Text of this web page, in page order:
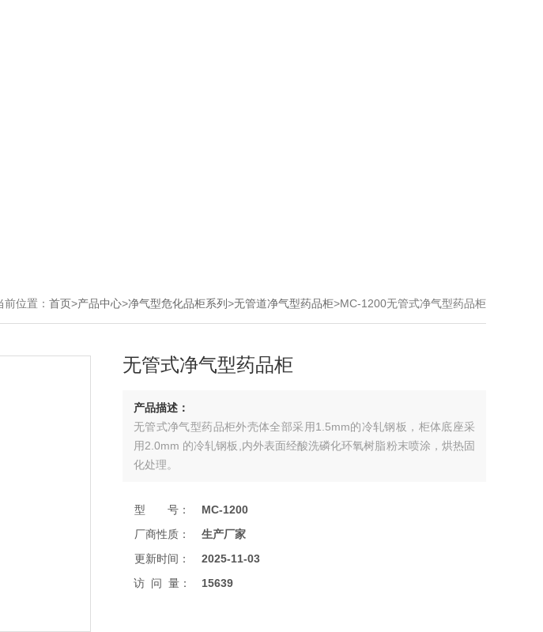
前位置： 首页>产品中心>净气型危化品柜系列>无管道净气型药品柜>MC-1200无管式净气型药品柜
无管式净气型药品柜
产品描述：
无管式净气型药品柜外壳体全部采用1.5mm的冷轧钢板，柜体底座采
用2.0mm 的冷轧钢板,内外表面经酸洗磷化环氧树脂粉末喷涂，烘热固
化处理。
型 号：
MC-1200
厂商性质：
生产厂家
更新时间：
2025-11-03
访 问 量：
15639